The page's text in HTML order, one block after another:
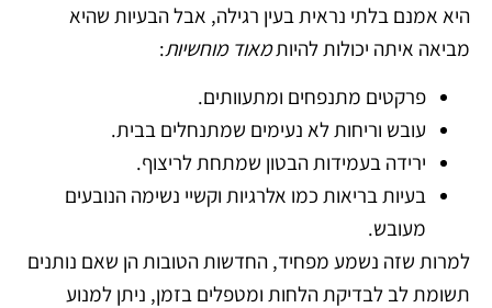
היא אמנם בלתי נראית בעין רגילה, אבל הבעיות שהיא
מביאה איתה יכולות להיותמאוד מוחשיות:
פרקטים מתנפחים ומתעוותים.
עובש וריחות לא נעימים שמתנחלים בבית.
ירידה בעמידות הבטון שמתחת לריצוף.
בעיות בריאות כמו אלרגיות וקשיי נשימה הנובעים
מעובש.
למרות שזה נשמע מפחיד, החדשות הטובות הן שאם נותנים
תשומת לב לבדיקת הלחות ומטפלים בזמן, ניתן למנוע